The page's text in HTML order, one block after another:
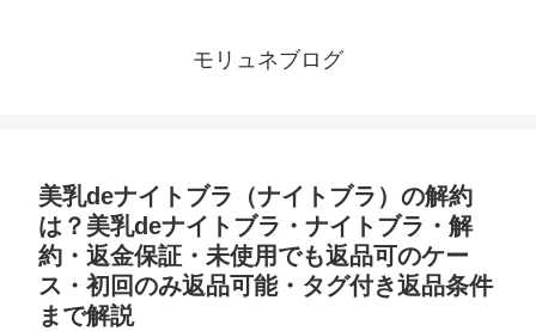
モリュネブログ
美乳deナイトブラ（ナイトブラ）の解約
は？美乳deナイトブラ・ナイトブラ・解
約・返金保証・未使用でも返品可のケー
ス・初回のみ返品可能・タグ付き返品条件
まで解説